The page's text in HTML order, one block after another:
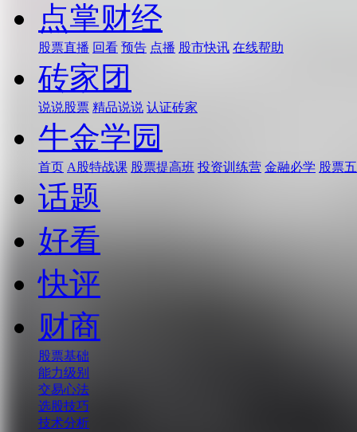
点掌财经
股票直播 回看 预告 点播 股市快讯 在线帮助
砖家团
说说股票 精品说说 认证砖家
牛金学园
首页 A股特战课 股票提高班 投资训练营 金融必学 股票
话题
好看
快评
财商
股票基础
能力级别
交易心法
选股技巧
技术分析